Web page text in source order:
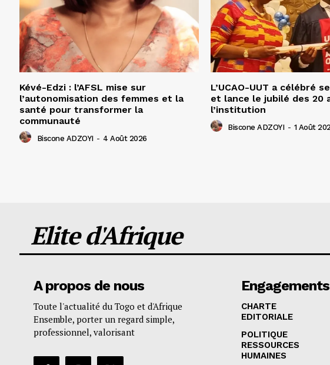
Kévé-Edzi : l’AFSL mise sur
l’autonomisation des femmes et la
santé pour transformer la
communauté
Biscone ADZOYI - 4 Août 2026
L’UCAO-UUT a célébré
et lance le jubilé des 20
l’institution
Biscone ADZOYI - 1 Août
Elite d'Afrique
A propos de nous
Toute l'actualité du Togo et d'Afrique
Ensemble, porter un regard simple,
professionnel, valorisant
Engagements
CHARTE
EDITORIALE
POLITIQUE
RESSOURCES
HUMAINES